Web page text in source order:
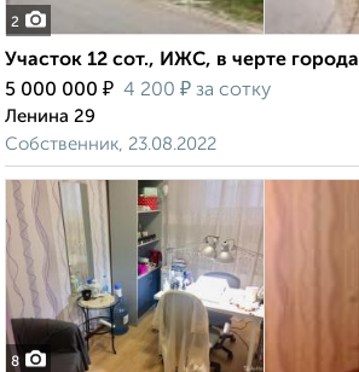
2
Участок 12 сот., ИЖС, в черте города
5 000 000 ₽ 4 200 ₽ за сотку
Ленина 29
Собственник, 23.08.2022
8